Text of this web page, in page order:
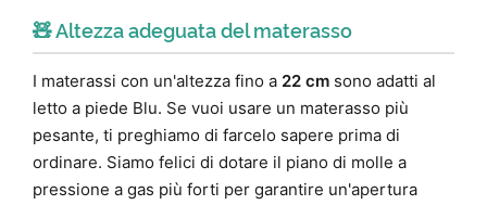
🧸 Altezza adeguata del materasso
I materassi con un'altezza fino a 22 cm sono adatti al
letto a piede Blu. Se vuoi usare un materasso più
pesante, ti preghiamo di farcelo sapere prima di
ordinare. Siamo felici di dotare il piano di molle a
pressione a gas più forti per garantire un'apertura